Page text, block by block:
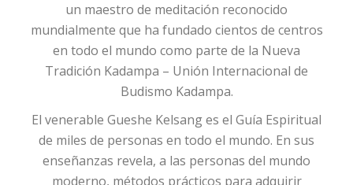
un maestro de meditación reconocido
mundialmente que ha fundado cientos de centros
en todo el mundo como parte de la Nueva
Tradición Kadampa – Unión Internacional de
Budismo Kadampa.
El venerable Gueshe Kelsang es el Guía Espiritual
de miles de personas en todo el mundo. En sus
enseñanzas revela, a las personas del mundo
moderno, métodos prácticos para adquirir